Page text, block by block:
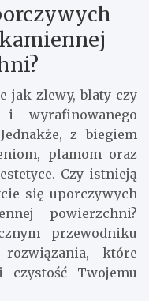
jak zlewy, blaty czy
wyrafinowanego
z biegiem
plamom oraz
Czy istnieją
się uporczywych
powierzchni?
przewodniku
rozwiązania, które
Twojemu